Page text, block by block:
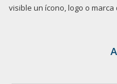
visible un ícono, logo o marca